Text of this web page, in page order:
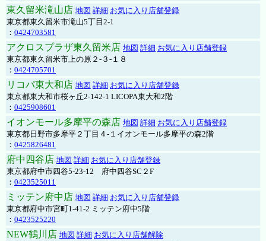
東久留米滝山店 地図 詳細 お気に入り店舗登録
東京都東久留米市滝山5丁目2-1
： 0424703581
アクロスプラザ東久留米店 地図 詳細 お気に入り店舗登録
東京都東久留米市上の原２-３-１８
： 0424705701
リコパ東大和店 地図 詳細 お気に入り店舗登録
東京都東大和市桜ヶ丘2-142-1 LICOPA東大和2階
： 0425908601
イオンモール多摩平の森店 地図 詳細 お気に入り店舗登録
東京都日野市多摩平２丁目４-１イオンモール多摩平の森2階
： 0425826481
府中四谷店 地図 詳細 お気に入り店舗登録
東京都府中市四谷5-23-12 府中四谷SC２F
： 0423525011
ミッテン府中店 地図 詳細 お気に入り店舗登録
東京都府中市宮町1-41-2 ミッテン府中5階
： 0423525220
NEW鶴川店 地図 詳細 お気に入り店舗解除